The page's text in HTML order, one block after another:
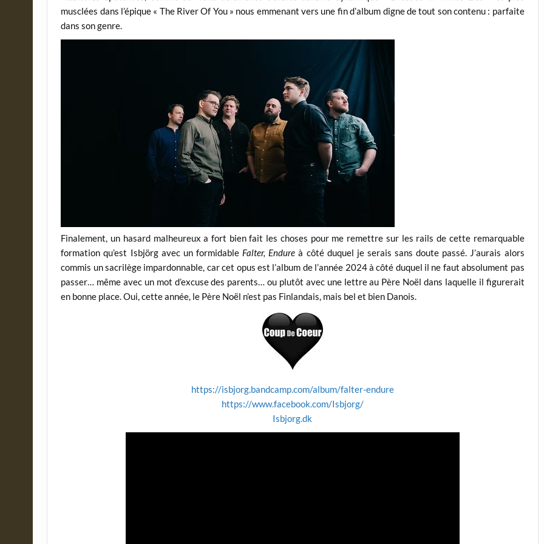
musclées dans l’épique « The River Of You » nous emmenant vers une fin d’album digne de tout son contenu : parfaite
dans son genre.
Finalement, un hasard malheureux a fort bien fait les choses pour me remettre sur les rails de cette remarquable
formation qu’est Isbjörg avec un formidable Falter, Endure à côté duquel je serais sans doute passé. J’aurais alors
commis un sacrilège impardonnable, car cet opus est l’album de l’année 2024 à côté duquel il ne faut absolument pas
passer… même avec un mot d’excuse des parents… ou plutôt avec une lettre au Père Noël dans laquelle il figurerait
en bonne place. Oui, cette année, le Père Noël n’est pas Finlandais, mais bel et bien Danois.
https://isbjorg.bandcamp.com/album/falter-endure
https://www.facebook.com/Isbjorg/
Isbjorg.dk